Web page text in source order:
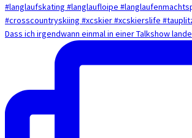
Dass ich irgendwann einmal in einer Talkshow lande